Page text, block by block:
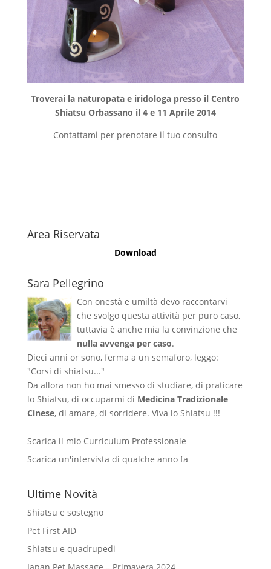
Troverai la naturopata e iridologa presso il Centro
Shiatsu Orbassano il 4 e 11 Aprile 2014
Contattami per prenotare il tuo consulto
Area Riservata
Download
Sara Pellegrino
Con onestà e umiltà devo raccontarvi
che svolgo questa attività per puro caso,
tuttavia è anche mia la convinzione che
nulla avvenga per caso.
Dieci anni or sono, ferma a un semaforo, leggo:
"Corsi di shiatsu..."
Da allora non ho mai smesso di studiare, di praticare
lo Shiatsu, di occuparmi di Medicina Tradizionale
Cinese, di amare, di sorridere. Viva lo Shiatsu !!!
Scarica il mio Curriculum Professionale
Scarica un'intervista di qualche anno fa
Ultime Novità
Shiatsu e sostegno
Pet First AID
Shiatsu e quadrupedi